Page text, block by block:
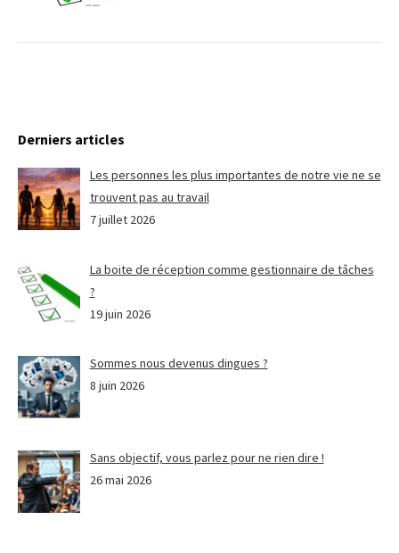
Derniers articles
Les personnes les plus importantes de notre vie ne se
trouvent pas au travail
7 juillet 2026
La boite de réception comme gestionnaire de tâches
?
19 juin 2026
Sommes nous devenus dingues ?
8 juin 2026
Sans objectif, vous parlez pour ne rien dire !
26 mai 2026